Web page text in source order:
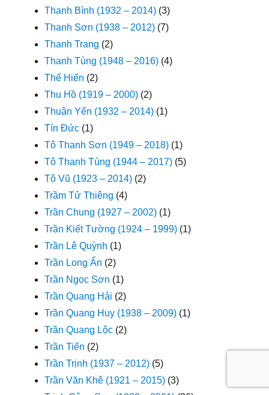
Thanh Bình (1932 – 2014) (3)
Thanh Sơn (1938 – 2012) (7)
Thanh Trang (2)
Thanh Tùng (1948 – 2016) (4)
Thế Hiển (2)
Thu Hồ (1919 – 2000) (2)
Thuận Yến (1932 – 2014) (1)
Tín Đức (1)
Tô Thanh Sơn (1949 – 2018) (1)
Tô Thanh Tùng (1944 – 2017) (5)
Tô Vũ (1923 – 2014) (2)
Trầm Tử Thiêng (4)
Trần Chung (1927 – 2002) (1)
Trần Kiết Tường (1924 – 1999) (1)
Trần Lê Quỳnh (1)
Trần Long Ẩn (2)
Trần Ngọc Sơn (1)
Trần Quang Hải (2)
Trần Quang Huy (1938 – 2009) (1)
Trần Quang Lộc (2)
Trần Tiến (2)
Trần Trịnh (1937 – 2012) (5)
Trần Văn Khê (1921 – 2015) (3)